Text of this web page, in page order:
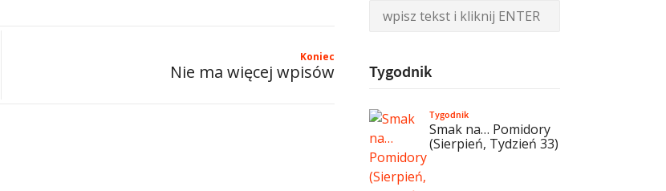
Koniec
Nie ma więcej wpisów Tygodnik
Tygodnik
Smak na… Pomidory
(Sierpień, Tydzień 33)